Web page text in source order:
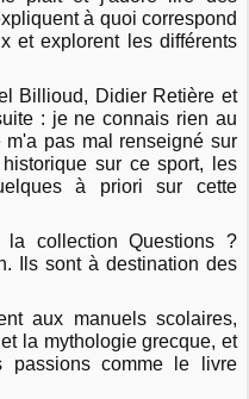
à quoi correspond
et explorent les différents
Billioud, Didier Retière et
: je ne connais rien au
pas mal renseigné sur
sur ce sport, les
à priori sur cette
collection Questions ?
Ils sont à destination des
aux manuels scolaires,
la mythologie grecque, et
passions comme le livre